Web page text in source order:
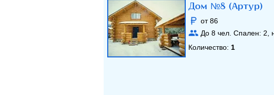
Дом №8 (Артур)
от 86
До 8 чел. Спален: 2
Количество: 1